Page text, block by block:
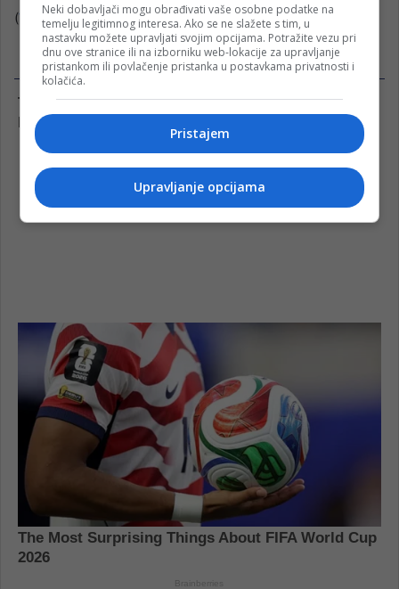
(Vijesti.ba)
Neki dobavljači mogu obrađivati vaše osobne podatke na
temelju legitimnog interesa. Ako se ne slažete s tim, u
nastavku možete upravljati svojim opcijama. Potražite vezu pri
dnu ove stranice ili na izborniku web-lokacije za upravljanje
pristankom ili povlačenje pristanka u postavkama privatnosti i
kolačića.
Pristajem
Upravljanje opcijama